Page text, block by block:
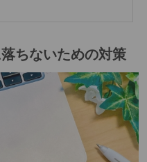
ちないための対策